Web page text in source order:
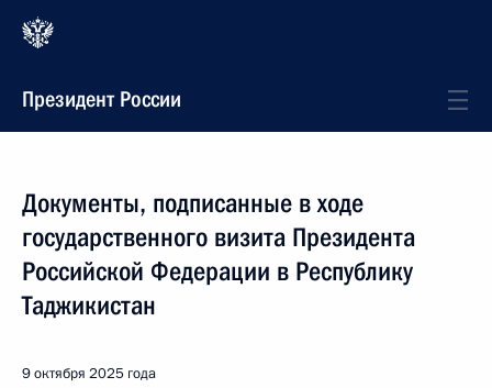
Президент России
Документы, подписанные в ходе
государственного визита Президента
Российской Федерации в Республику
Таджикистан
9 октября 2025 года